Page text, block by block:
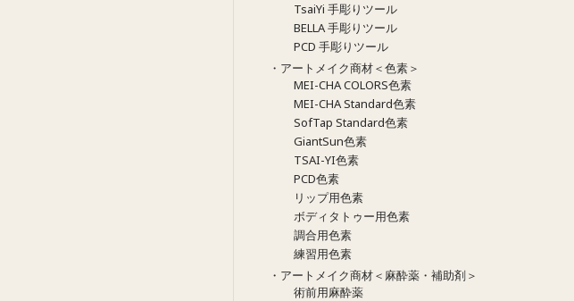
TsaiYi 手彫りツール
BELLA 手彫りツール
PCD 手彫りツール
・アートメイク商材＜色素＞
MEI-CHA COLORS色素
MEI-CHA Standard色素
SofTap Standard色素
GiantSun色素
TSAI-YI色素
PCD色素
リップ用色素
ボディタトゥー用色素
調合用色素
練習用色素
・アートメイク商材＜麻酔薬・補助剤＞
術前用麻酔薬